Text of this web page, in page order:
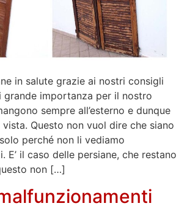
in salute grazie ai nostri consigli
grande importanza per il nostro
sempre all’esterno e dunque
Questo non vuol dire che siano
perché non li vediamo
E’ il caso delle persiane, che restano
non […]